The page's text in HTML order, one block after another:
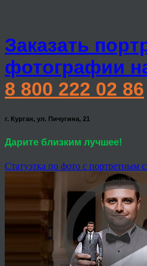
Заказать
фотографии
8 800 222 02 86
г. Курган, ул. Пичугина, 21
Дарите близким лучшее!
Статуэтка по фото с портретным